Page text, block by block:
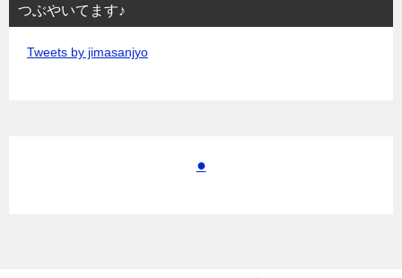
つぶやいてます♪
Tweets by jimasanjyo
●